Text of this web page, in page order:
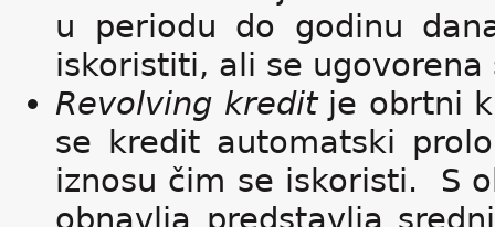
u periodu do godinu
iskoristiti, ali se
Revolving kreditje obrtni
se kredit automatski
iznosu čim se iskoristi. S
obnavlja predstavlja